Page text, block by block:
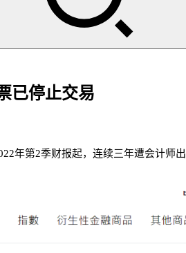
已停止交易
年第2季财报起，连续三年遭会计